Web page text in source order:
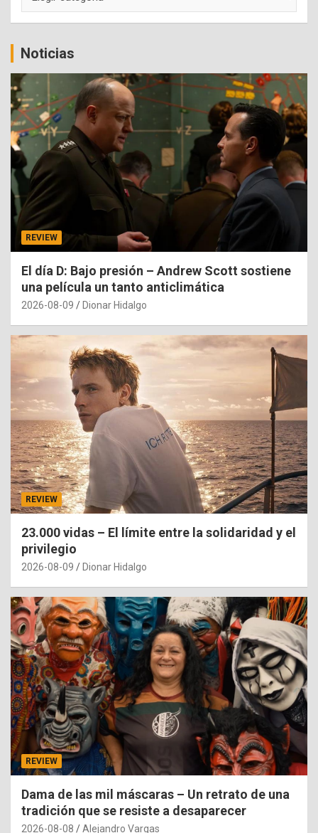
Noticias
REVIEW
El día D: Bajo presión – Andrew Scott sostiene
una película un tanto anticlimática
2026-08-09 Dionar Hidalgo
REVIEW
23.000 vidas – El límite entre la solidaridad y el
privilegio
2026-08-09 Dionar Hidalgo
REVIEW
Dama de las mil máscaras – Un retrato de una
tradición que se resiste a desaparecer
2026-08-08 Alejandro Vargas